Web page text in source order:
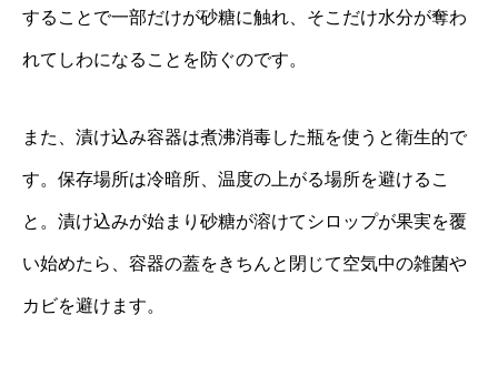
することで一部だけが砂糖に触れ、そこだけ水分が奪わ
れてしわになることを防ぐのです。
また、漬け込み容器は煮沸消毒した瓶を使うと衛生的で
す。保存場所は冷暗所、温度の上がる場所を避けるこ
と。漬け込みが始まり砂糖が溶けてシロップが果実を覆
い始めたら、容器の蓋をきちんと閉じて空気中の雑菌や
カビを避けます。